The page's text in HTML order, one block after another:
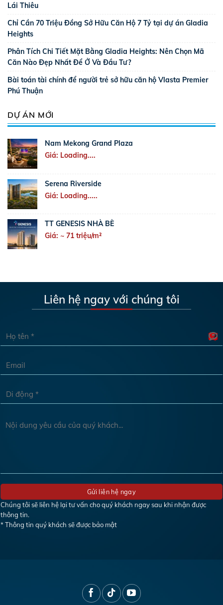
Lái Thiêu
Chỉ Cần 70 Triệu Đồng Sở Hữu Căn Hộ 7 Tỷ tại dự án Gladia
Heights
Phân Tích Chi Tiết Mặt Bằng Gladia Heights: Nên Chọn Mã
Căn Nào Đẹp Nhất Để Ở Và Đầu Tư?
Bài toán tài chính để người trẻ sở hữu căn hộ Vlasta Premier
Phú Thuận
DỰ ÁN MỚI
Nam Mekong Grand Plaza
Giá: Loading....
Serena Riverside
Giá: Loading.....
TT GENESIS NHÀ BÈ
Giá: ~ 71 triệu/m²
Liên hệ ngay với chúng tôi
Chúng tôi sẽ liên hệ lại tư vấn cho quý khách ngay sau khi nhận được
thông tin.
* Thông tin quý khách sẽ được bảo mật